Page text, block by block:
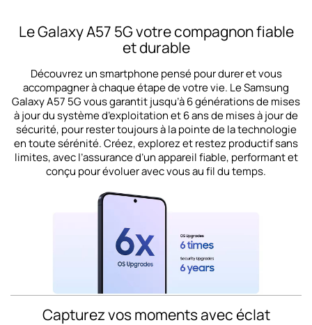
Le Galaxy A57 5G votre compagnon fiable
et durable
Découvrez un smartphone pensé pour durer et vous
accompagner à chaque étape de votre vie. Le Samsung
Galaxy A57 5G vous garantit jusqu’à 6 générations de mises
à jour du système d’exploitation et 6 ans de mises à jour de
sécurité, pour rester toujours à la pointe de la technologie
en toute sérénité. Créez, explorez et restez productif sans
limites, avec l’assurance d’un appareil fiable, performant et
conçu pour évoluer avec vous au fil du temps.
Capturez vos moments avec éclat